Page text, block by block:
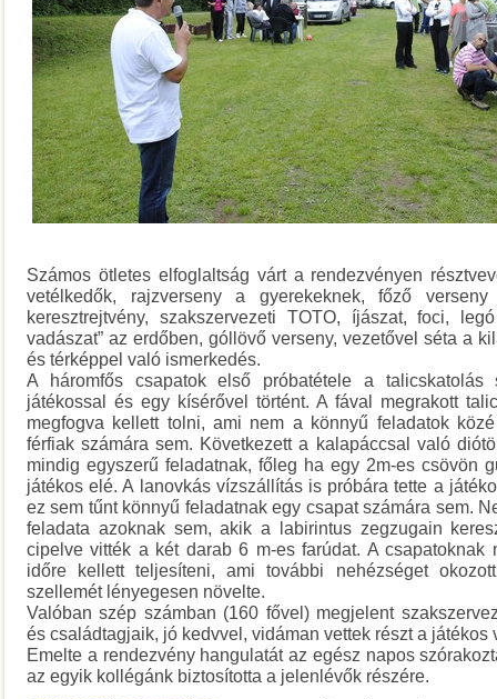
Számos ötletes elfoglaltság várt a rendezvényen
vetélkedők, rajzverseny a gyerekeknek, főző
keresztrejtvény, szakszervezeti TOTO, íjászat, foci,
vadászat” az erdőben, góllövő verseny, vezetővel séta a
és térképpel való ismerkedés.
A háromfős csapatok első próbatétele a talicskatolás
játékossal és egy kísérővel történt. A fával megrakott
megfogva kellett tolni, ami nem a könnyű feladatok
férfiak számára sem. Következett a kalapáccsal való
mindig egyszerű feladatnak, főleg ha egy 2m-es csövön
játékos elé. A lanovkás vízszállítás is próbára tette a
ez sem tűnt könnyű feladatnak egy csapat számára sem.
feladata azoknak sem, akik a labirintus zegzugain
cipelve vitték a két darab 6 m-es farúdat. A csapatoknak
időre kellett teljesíteni, ami további nehézséget
szellemét lényegesen növelte.
Valóban szép számban (160 fővel) megjelent
és családtagjaik, jó kedvvel, vidáman vettek részt a játékos
Emelte a rendezvény hangulatát az egész napos
az egyik kollégánk biztosította a jelenlévők részére.